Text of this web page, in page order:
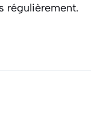
régulièrement.